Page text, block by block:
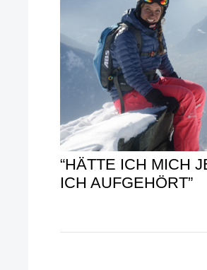
“HÄTTE ICH MICH
ICH AUFGEHÖRT”